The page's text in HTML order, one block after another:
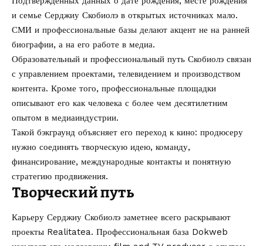
и семье Серджиу Скобиолэ в открытых источниках мало.
СМИ и профессиональные базы делают акцент не на ранней
биографии, а на его работе в медиа.
Образовательный и профессиональный путь Скобиолэ связан
с управлением проектами, телевидением и производством
контента. Кроме того, профессиональные площадки
описывают его как человека с более чем десятилетним
опытом в медиаиндустрии.
Такой бэкграунд объясняет его переход к кино: продюсеру
нужно соединять творческую идею, команду,
финансирование, международные контакты и понятную
стратегию продвижения.
Творческий путь
Карьеру Серджиу Скобиолэ заметнее всего раскрывают
проекты Realitatea. Профессиональная база Dokweb